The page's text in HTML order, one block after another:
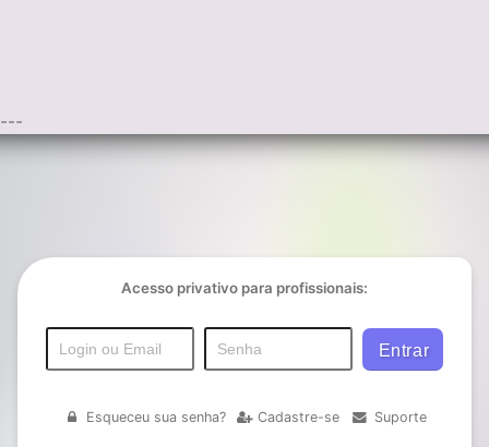
---
Acesso privativo para profissionais:
Esqueceu sua senha? Cadastre-se Suporte